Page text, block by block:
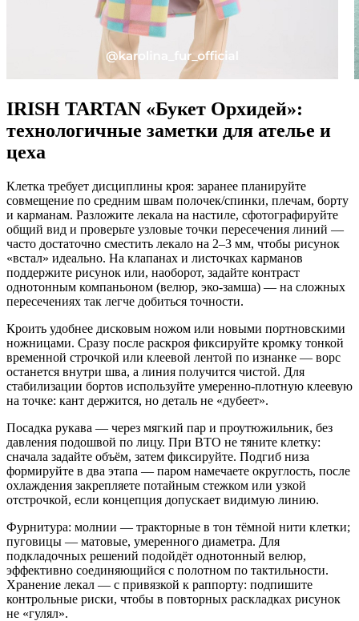
IRISH TARTAN «Букет Орхидей»:
технологичные заметки для ателье и
цеха
Клетка требует дисциплины кроя: заранее планируйте
совмещение по средним швам полочек/спинки, плечам, борту
и карманам. Разложите лекала на настиле, сфотографируйте
общий вид и проверьте узловые точки пересечения линий —
часто достаточно сместить лекало на 2–3 мм, чтобы рисунок
«встал» идеально. На клапанах и листочках карманов
поддержите рисунок или, наоборот, задайте контраст
однотонным компаньоном (велюр, эко-замша) — на сложных
пересечениях так легче добиться точности.
Кроить удобнее дисковым ножом или новыми портновскими
ножницами. Сразу после раскроя фиксируйте кромку тонкой
временной строчкой или клеевой лентой по изнанке — ворс
останется внутри шва, а линия получится чистой. Для
стабилизации бортов используйте умеренно-плотную клеевую
на точке: кант держится, но деталь не «дубеет».
Посадка рукава — через мягкий пар и проутюжильник, без
давления подошвой по лицу. При ВТО не тяните клетку:
сначала задайте объём, затем фиксируйте. Подгиб низа
формируйте в два этапа — паром намечаете округлость, после
охлаждения закрепляете потайным стежком или узкой
отстрочкой, если концепция допускает видимую линию.
Фурнитура: молнии — тракторные в тон тёмной нити клетки;
пуговицы — матовые, умеренного диаметра. Для
подкладочных решений подойдёт однотонный велюр,
эффективно соединяющийся с полотном по тактильности.
Хранение лекал — с привязкой к раппорту: подпишите
контрольные риски, чтобы в повторных раскладках рисунок
не «гулял».